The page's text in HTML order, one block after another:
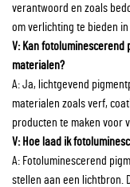
verantwoord en zoals
om verlichting te bieden
V: Kan
materialen?
A: Ja, lichtgevend
materialen zoals verf,
producten te maken voor
V: Hoe laad ik
A: Fotoluminescerend
stellen aan een lichtbron.